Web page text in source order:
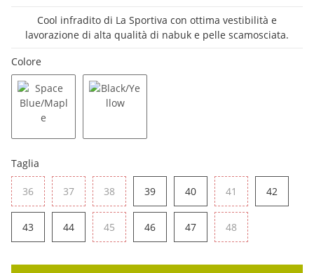
Cool infradito di La Sportiva con ottima vestibilità e
lavorazione di alta qualità di nabuk e pelle scamosciata.
Colore
Taglia
3636 3737 38 38 3939 4040 41 41 4242
4343 4444 45 45 4646 4747 48 48